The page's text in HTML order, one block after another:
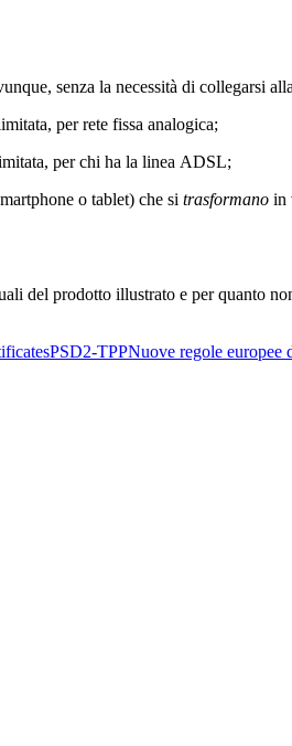
senza la necessità di collegarsi
per rete fissa analogica;
per chi ha la linea ADSL;
o tablet) che si trasformano in
del prodotto illustrato e per quanto
PSD2-TPPNuove regole europee